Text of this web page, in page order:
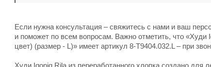
Если нужна консультация – свяжитесь с нами и ваш
и поможет по всем вопросам. Важно отметить, что «Худи
цвет) (размер - L)» имеет артикул 8-T9404.032.L – при
Худи Iqoniq Rila из переработанного хлопка создано для